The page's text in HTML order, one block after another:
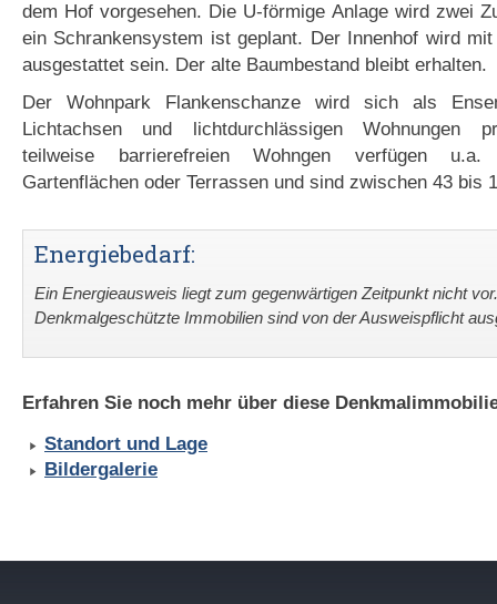
dem Hof vorgesehen. Die U-förmige Anlage wird zwei
ein Schrankensystem ist geplant. Der Innenhof wird
ausgestattet sein. Der alte Baumbestand bleibt erhalten.
Der Wohnpark Flankenschanze wird sich als
Lichtachsen und lichtdurchlässigen Wohnungen
teilweise barrierefreien Wohngen verfügen
Gartenflächen oder Terrassen und sind zwischen 43 bis
Energiebedarf:
Ein Energieausweis liegt zum gegenwärtigen Zeitpunkt nicht vor.
Denkmalgeschützte Immobilien sind von der Ausweispflicht
Erfahren Sie noch mehr über diese
Standort und Lage
Bildergalerie